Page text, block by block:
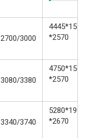
2700/3000
4445*1550
*2570
3080/3380
*2570
3340/3740
5280*1990
*2670